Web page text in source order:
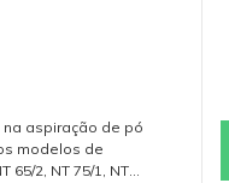
aspiração de pó
modelos de
65/2, NT 75/1, NT